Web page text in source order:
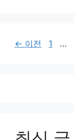
← 이전
페
1 …